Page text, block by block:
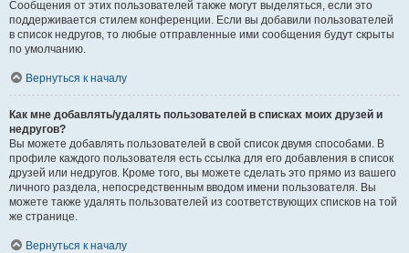
Сообщения от этих пользователей также могут выделяться, если это
поддерживается стилем конференции. Если вы добавили пользователей
в список недругов, то любые отправленные ими сообщения будут скрыты
по умолчанию.
Вернуться к началу
Как мне добавлять/удалять пользователей в списках моих друзей и
недругов?
Вы можете добавлять пользователей в свой список двумя способами. В
профиле каждого пользователя есть ссылка для его добавления в список
друзей или недругов. Кроме того, вы можете сделать это прямо из вашего
личного раздела, непосредственным вводом имени пользователя. Вы
можете также удалять пользователей из соответствующих списков на той
же странице.
Вернуться к началу